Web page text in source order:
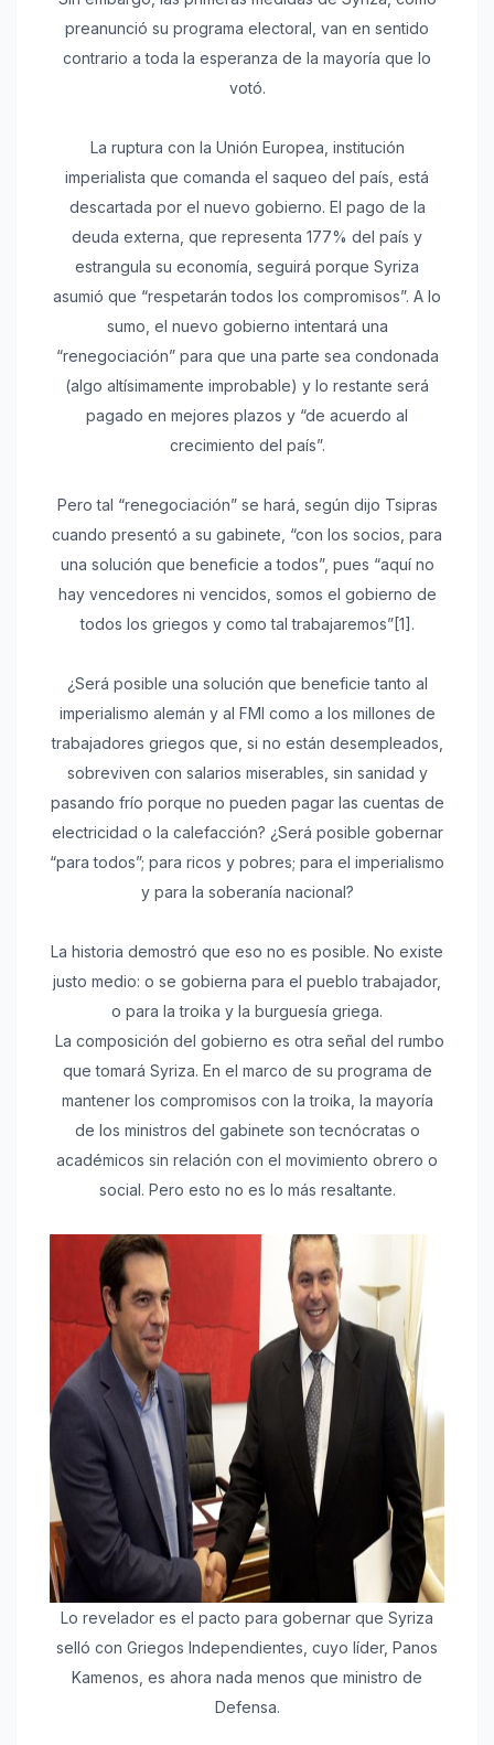
preanunció su programa electoral, van en sentido
contrario a toda la esperanza de la mayoría que lo
votó.
La ruptura con la Unión Europea, institución
imperialista que comanda el saqueo del país, está
descartada por el nuevo gobierno. El pago de la
deuda externa, que representa 177% del país y
estrangula su economía, seguirá porque Syriza
asumió que “respetarán todos los compromisos”. A lo
sumo, el nuevo gobierno intentará una
“renegociación” para que una parte sea condonada
(algo altísimamente improbable) y lo restante será
pagado en mejores plazos y “de acuerdo al
crecimiento del país”.
Pero tal “renegociación” se hará, según dijo Tsipras
cuando presentó a su gabinete, “con los socios, para
una solución que beneficie a todos”, pues “aquí no
hay vencedores ni vencidos, somos el gobierno de
todos los griegos y como tal trabajaremos”[1].
¿Será posible una solución que beneficie tanto al
imperialismo alemán y al FMI como a los millones de
trabajadores griegos que, si no están desempleados,
sobreviven con salarios miserables, sin sanidad y
pasando frío porque no pueden pagar las cuentas de
electricidad o la calefacción? ¿Será posible gobernar
“para todos”; para ricos y pobres; para el imperialismo
y para la soberanía nacional?
La historia demostró que eso no es posible. No existe
justo medio: o se gobierna para el pueblo trabajador,
o para la troika y la burguesía griega.
La composición del gobierno es otra señal del rumbo
que tomará Syriza. En el marco de su programa de
mantener los compromisos con la troika, la mayoría
de los ministros del gabinete son tecnócratas o
académicos sin relación con el movimiento obrero o
social. Pero esto no es lo más resaltante.
Lo revelador es el pacto para gobernar que Syriza
selló con Griegos Independientes, cuyo líder, Panos
Kamenos, es ahora nada menos que ministro de
Defensa.